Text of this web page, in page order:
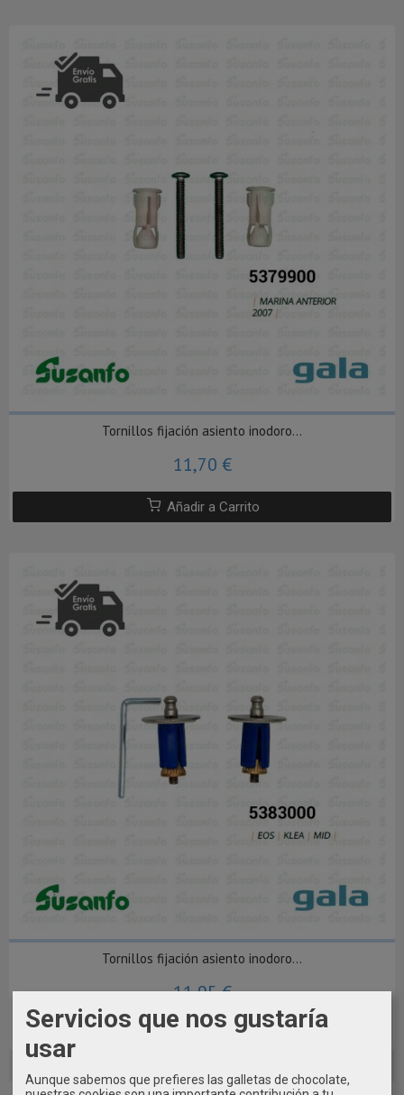
Tornillos fijación asiento inodoro...
11,70 €
Añadir a Carrito
Tornillos fijación asiento inodoro...
11,95 €
Añadir a Carrito
Servicios que nos gustaría
usar
Aunque sabemos que prefieres las galletas de chocolate,